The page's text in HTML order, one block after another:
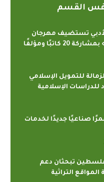
القسم
الأدبي تستضيف مهرجان
20 كاتبًا ومؤلفًا
للتمويل الإسلامي
للدراسات الإسلامية
صناعيًا جديدًا لخدمات
تبحثان دعم
التراثية